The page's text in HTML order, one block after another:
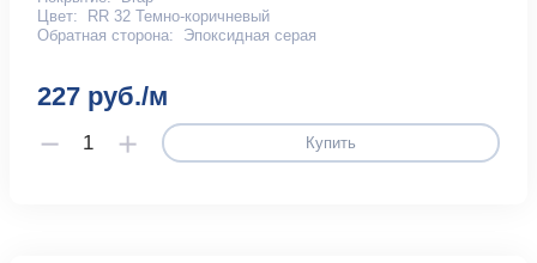
Цвет:
RR 32 Темно-коричневый
Обратная сторона:
Эпоксидная серая
227 руб./м
Купить